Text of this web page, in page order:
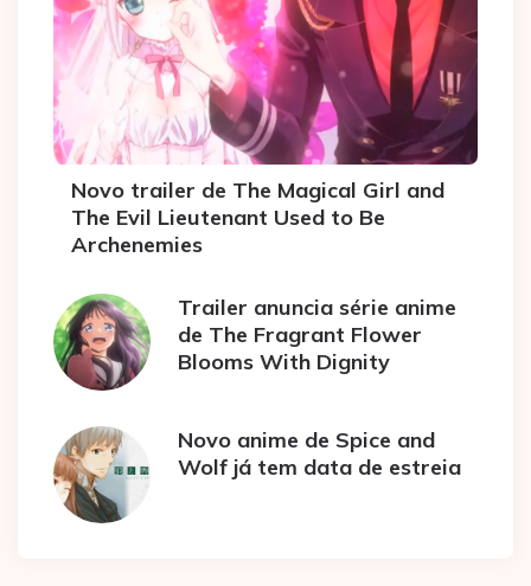
Novo trailer de The Magical Girl and
The Evil Lieutenant Used to Be
Archenemies
Trailer anuncia série anime
de The Fragrant Flower
Blooms With Dignity
Novo anime de Spice and
Wolf já tem data de estreia